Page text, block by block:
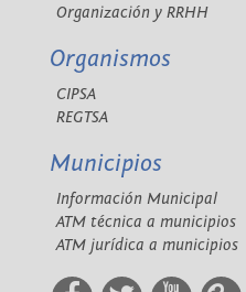
Organización y RRHH
Organismos
CIPSA
REGTSA
Municipios
Información Municipal
ATM técnica a municipios
ATM jurídica a municipios